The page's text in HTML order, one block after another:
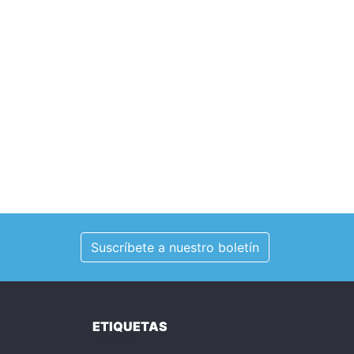
Suscríbete a nuestro boletín
ETIQUETAS